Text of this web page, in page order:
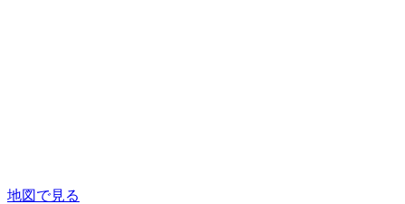
地図で見る